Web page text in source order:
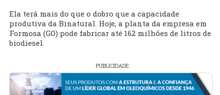
Ela terá mais do que o dobro que a capacidade
produtiva da Binatural. Hoje, a planta da empresa em
Formosa (GO) pode fabricar até 162 milhões de litros de
biodiesel.
PUBLICIDADE